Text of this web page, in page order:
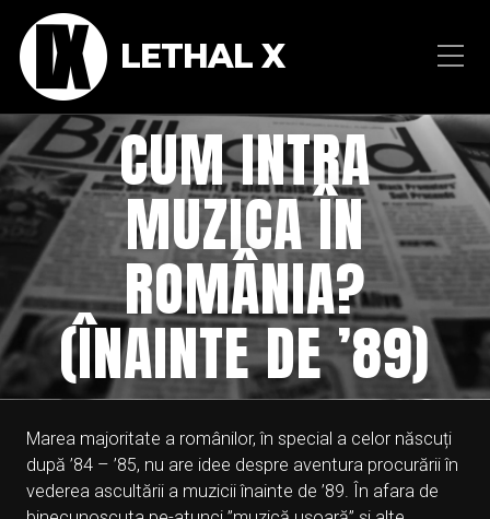
LETHAL X
CUM INTRA
MUZICA ÎN
ROMÂNIA?
(ÎNAINTE DE ’89)
Marea majoritate a românilor, în special a celor născuți
după ’84 – ’85, nu are idee despre aventura procurării în
vederea ascultării a muzicii înainte de ’89. În afara de